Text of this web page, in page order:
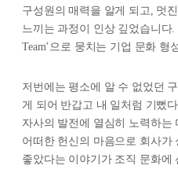
구성원의 매력을 알게 되고, 멋
느끼는 과정이 인상 깊었습니다
Team’으로 뭉치는 기업 문화 형
저번에는 평소에 알 수 없었던
게 되어 반갑고 내 일처럼 기뻤
자사의 발전에 열심히 노력하는
어떠한 헌신의 마음으로 회사가
좋았다는 이야기가 조직 문화에